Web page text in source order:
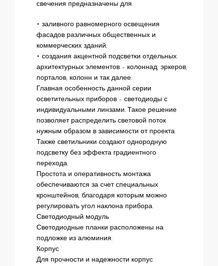
свечения предназначены для:
• заливного равномерного освещения
фасадов различных общественных и
коммерческих зданий;
• создания акцентной подсветки отдельных
архитектурных элементов – колоннад, эркеров,
порталов, колонн и так далее.
Главная особенность данной серии
осветительных приборов – светодиоды с
индивидуальными линзами. Такое решение
позволяет распределить световой поток
нужным образом в зависимости от проекта.
Также светильники создают однородную
подсветку без эффекта градиентного
перехода.
Простота и оперативность монтажа
обеспечиваются за счет специальных
кронштейнов, благодаря которым можно
регулировать угол наклона прибора.
Светодиодный модуль
Светодиодные планки расположены на
подложке из алюминия.
Корпус
Для прочности и надежности корпус